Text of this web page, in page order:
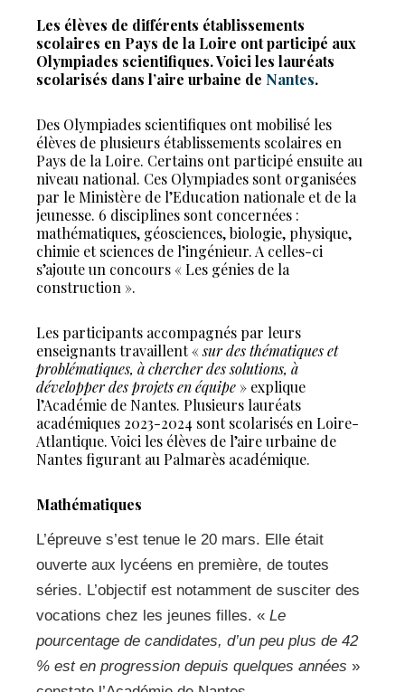
Les élèves de différents établissements
scolaires en Pays de la Loire ont participé aux
Olympiades scientifiques. Voici les lauréats
scolarisés dans l’aire urbaine de Nantes.
Des Olympiades scientifiques ont mobilisé les
élèves de plusieurs établissements scolaires en
Pays de la Loire. Certains ont participé ensuite au
niveau national. Ces Olympiades sont organisées
par le Ministère de l’Education nationale et de la
jeunesse. 6 disciplines sont concernées :
mathématiques, géosciences, biologie, physique,
chimie et sciences de l’ingénieur. A celles-ci
s’ajoute un concours « Les génies de la
construction ».
Les participants accompagnés par leurs
enseignants travaillent «sur des thématiques et
problématiques, à chercher des solutions, à
développer des projets en équipe » explique
l’Académie de Nantes. Plusieurs lauréats
académiques 2023-2024 sont scolarisés en Loire-
Atlantique. Voici les élèves de l’aire urbaine de
Nantes figurant au Palmarès académique.
Mathématiques
L’épreuve s’est tenue le 20 mars. Elle était
ouverte aux lycéens en première, de toutes
séries. L’objectif est notamment de susciter des
vocations chez les jeunes filles. « Le
pourcentage de candidates, d’un peu plus de 42
% est en progression depuis quelques années »